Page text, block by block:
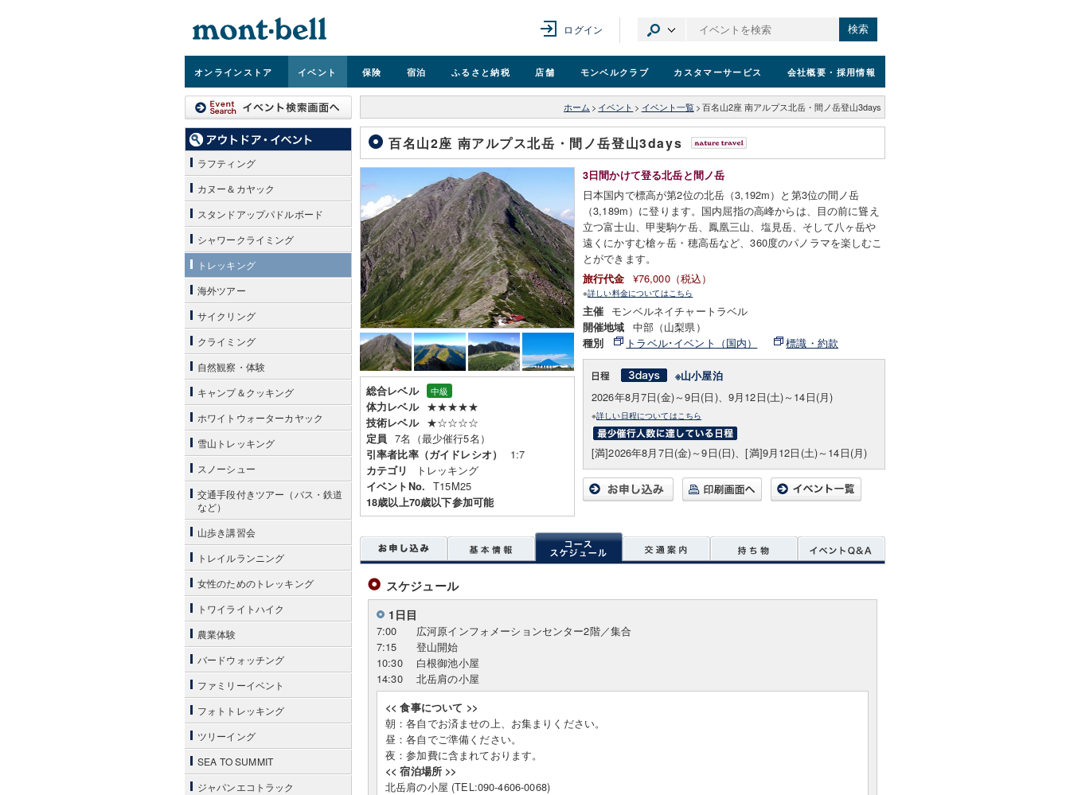
ログイン 検索
オンラインストア イベント 保険 宿泊 ふるさと納税 店舗 モンベルクラブ カスタマーサービス 会社概要 ・採用情報
ホーム > イベント > イベント一覧 > 百名山2座 南アルプス北岳・間ノ岳登山3days
百名山2座 南アルプス北岳・間ノ岳登山3days
総合レベル 中級
体力レベル ★★★★★
技術レベル ★☆☆☆☆
定員 7名（最少催行5名）
引率者比率（ガイドレシオ） 1:7
カテゴリ トレッキング
イベントNo. T15M25
18歳以上70歳以下参加可能
3日間かけて登る北岳と間ノ岳
日本国内で標高が第2位の北岳（3,192m）と第3位の間ノ岳
（3,189m）に登ります。国内屈指の高峰からは、目の前に聳え
立つ富士山、甲斐駒ケ岳、鳳凰三山、塩見岳、そして八ヶ岳や
遠くにかすむ槍ヶ岳・穂高岳など、360度のパノラマを楽しむこ
とができます。
旅行代金 ¥76,000（税込）
※詳しい料金についてはこちら
主催 モンベルネイチャートラベル
開催地域 中部（山梨県）
種別 トラベル･イベント（国内） 標識・約款
※山小屋泊
2026年8月7日(金)～9日(日)、9月12日(土)～14日(月)
※詳しい日程についてはこちら
[満]2026年8月7日(金)～9日(日)、[満]9月12日(土)～14日(月)
スケジュール
1日目
7:00
広河原インフォメーションセンター2階／集合
7:15
登山開始
10:30
白根御池小屋
14:30
北岳肩の小屋
<< 食事について >>
朝：各自でお済ませの上、お集まりください。
昼：各自でご準備ください。
夜：参加費に含まれております。
<< 宿泊場所 >>
北岳肩の小屋 (TEL:090-4606-0068)
ラフティング
カヌー＆カヤック
スタンドアップパドルボード
シャワークライミング
トレッキング
海外ツアー
サイクリング
クライミング
自然観察・体験
キャンプ＆クッキング
ホワイトウォーターカヤック
雪山トレッキング
スノーシュー
交通手段付きツアー（バス・鉄道
など）
山歩き講習会
トレイルランニング
女性のためのトレッキング
トワイライトハイク
農業体験
バードウォッチング
ファミリーイベント
フォトトレッキング
ツリーイング
SEA TO SUMMIT
ジャパンエコトラック